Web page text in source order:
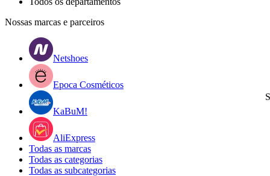
Nossas marcas e parceiros
Netshoes
Epoca Cosméticos
KaBuM!
AliExpress
Todas as marcas
Todas as categorias
Todas as subcategorias